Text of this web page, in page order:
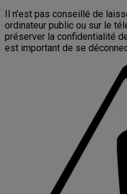
Il n’est pas conseillé de
ordinateur public ou sur le
préserver la confidentialité
est important de se